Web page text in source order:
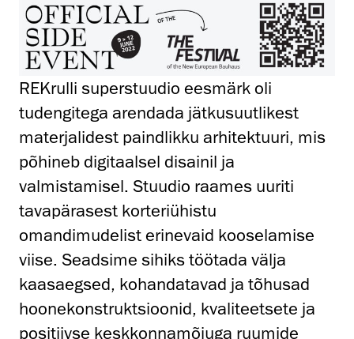
REKrulli superstuudio eesmärk oli
tudengitega arendada jätkusuutlikest
materjalidest paindlikku arhitektuuri, mis
põhineb digitaalsel disainil ja
valmistamisel. Stuudio raames uuriti
tavapärasest korteriühistu
omandimudelist erinevaid kooselamise
viise. Seadsime sihiks töötada välja
kaasaegsed, kohandatavad ja tõhusad
hoonekonstruktsioonid, kvaliteetsete ja
positiivse keskkonnamõjuga ruumide